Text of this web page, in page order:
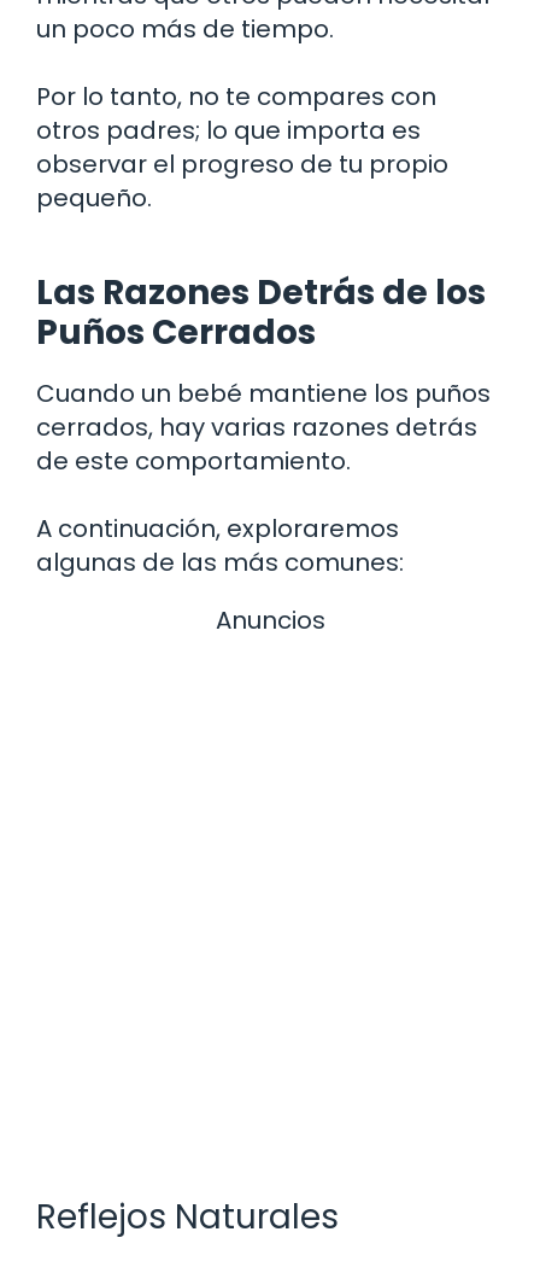
un poco más de tiempo.
Por lo tanto, no te compares con
otros padres; lo que importa es
observar el progreso de tu propio
pequeño.
Las Razones Detrás de los
Puños Cerrados
Cuando un bebé mantiene los puños
cerrados, hay varias razones detrás
de este comportamiento.
A continuación, exploraremos
algunas de las más comunes:
Anuncios
Reflejos Naturales